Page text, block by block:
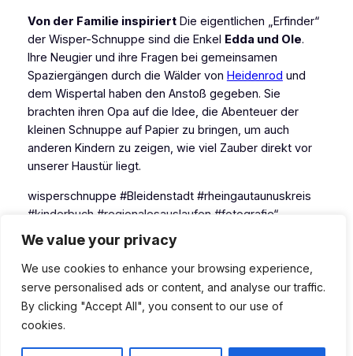
We value your privacy
We use cookies to enhance your browsing experience,
serve personalised ads or content, and analyse our traffic.
By clicking "Accept All", you consent to our use of
cookies.
Von der Familie inspiriertDie eigentlichen „Erfinder“
der Wisper-Schnuppe sind die Enkel Edda und Ole.
Ihre Neugier und ihre Fragen bei gemeinsamen
Spaziergängen durch die Wälder von Heidenrod und
dem Wispertal haben den Anstoß gegeben. Sie
brachten ihren Opa auf die Idee, die Abenteuer der
kleinen Schnuppe auf Papier zu bringen, um auch
anderen Kindern zu zeigen, wie viel Zauber direkt vor
unserer Haustür liegt.
wisperschnuppe #Bleidenstadt #rheingautaunuskreis
#kinderbuch #regionalesauslaufen #fotografie“
Heidenrod-Land erleben